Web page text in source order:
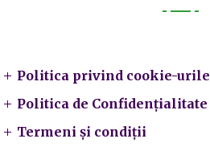
Politica privind cookie-urile
Politica de Confidențialitate
Termeni și condiții